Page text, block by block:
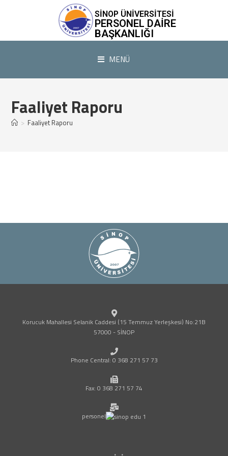
SİNOP ÜNİVERSİTESİ
PERSONEL DAIRE
BAŞKANLIĞI
MENÜ
Faaliyet Raporu
> Faaliyet Raporu
Korucuk Mahallesi Selanik Caddesi (15 Temmuz Yerleşkesi) No:21B
57000 - SİNOP
Phone Central: 0 368 271 57 73
Fax: 0 368 271 57 74
personel